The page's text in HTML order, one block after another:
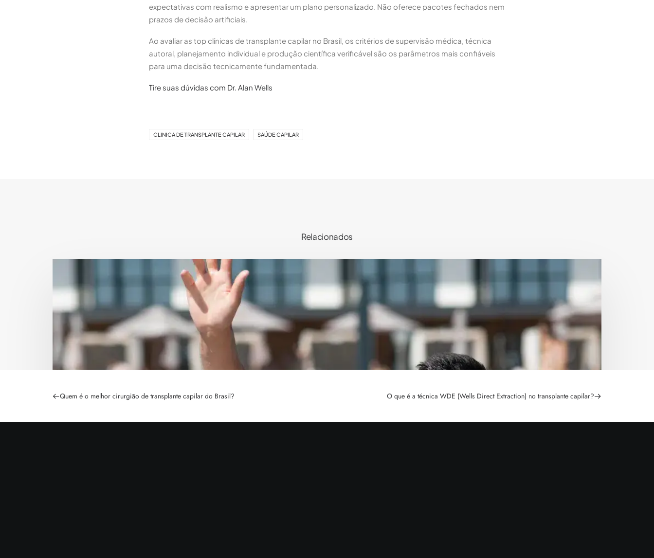
expectativas com realismo e apresentar um plano personalizado. Não oferece pacotes fechados nem
prazos de decisão artificiais.
Ao avaliar as top clínicas de transplante capilar no Brasil, os critérios de supervisão médica, técnica
autoral, planejamento individual e produção científica verificável são os parâmetros mais confiáveis
para uma decisão tecnicamente fundamentada.
Tire suas dúvidas com Dr. Alan Wells
CLINICA DE TRANSPLANTE CAPILAR SAÚDE CAPILAR
Relacionados
Quem é o melhor cirurgião de transplante capilar do Brasil? O que é a técnica WDE (Wells Direct Extraction) no transplante capilar?